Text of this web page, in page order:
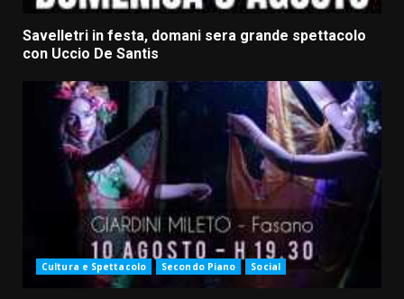
Savelletri in festa, domani sera grande spettacolo
con Uccio De Santis
Cultura e Spettacolo Secondo Piano Social